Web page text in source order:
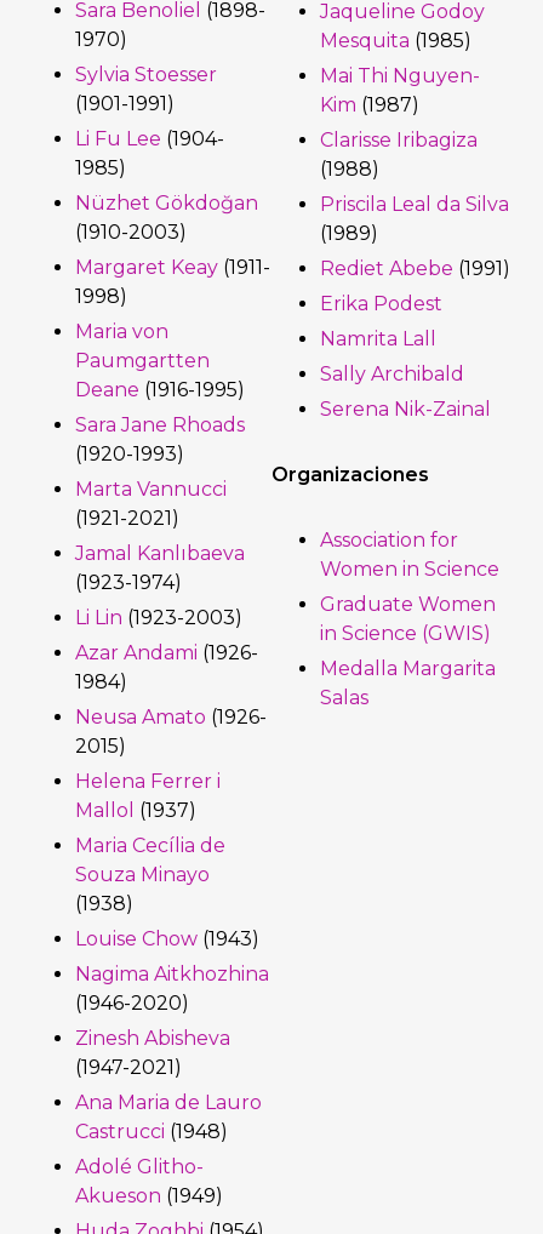
Sara Benoliel (1898-
1970)
Sylvia Stoesser
(1901-1991)
Li Fu Lee (1904-
1985)
Nüzhet Gökdoğan
(1910-2003)
Margaret Keay (1911-
1998)
Maria von
Paumgartten
Deane (1916-1995)
Sara Jane Rhoads
(1920-1993)
Marta Vannucci
(1921-2021)
Jamal Kanlıbaeva
(1923-1974)
Li Lin (1923-2003)
Azar Andami (1926-
1984)
Neusa Amato (1926-
2015)
Helena Ferrer i
Mallol (1937)
Maria Cecília de
Souza Minayo
(1938)
Louise Chow (1943)
Nagima Aitkhozhina
(1946-2020)
Zinesh Abisheva
(1947-2021)
Ana Maria de Lauro
Castrucci (1948)
Adolé Glitho-
Akueson (1949)
Jaqueline Godoy
Mesquita (1985)
Mai Thi Nguyen-
Kim (1987)
Clarisse Iribagiza
(1988)
Priscila Leal da Silva
(1989)
Rediet Abebe (1991)
Erika Podest
Namrita Lall
Sally Archibald
Serena Nik-Zainal
Organizaciones
Association for
Women in Science
Graduate Women
in Science (GWIS)
Medalla Margarita
Salas